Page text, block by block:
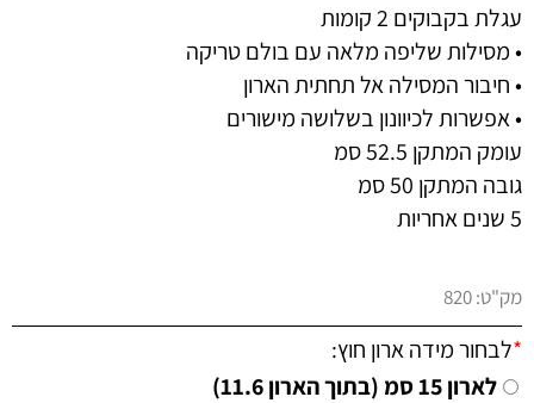
עגלת בקבוקים 2 קומות
• מסילות שליפה מלאה עם בולם טריקה
• חיבור המסילה אל תחתית הארון
• אפשרות לכיוונון בשלושה מישורים
עומק המתקן 52.5 סמ
גובה המתקן 50 סמ
5 שנים אחריות
מק"ט:820
*לבחור מידה ארון חוץ:
לארון 15 סמ (בתוך הארון 11.6)